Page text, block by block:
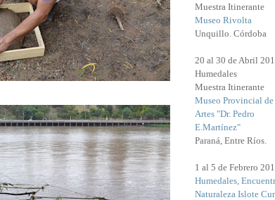
Muestra Itinerante
Museo Rivolta
Unquillo. Córdoba
20 al 30 de Abril
Humedales
Muestra Itinerante
Museo Provincial
Artes "Dr. Pedro
E.Martínez"
Paraná, Entre Ríos.
1 al 5 de Febrero
Humedales,
Naturaleza Islote